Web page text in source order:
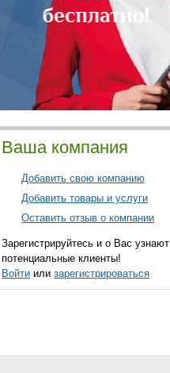
Ваша компания
Добавить свою компанию
Добавить товары и услуги
Оставить отзыв о компании
Зарегистрируйтесь и о Вас узнают
потенциальные клиенты!
Войти или зарегистрироваться